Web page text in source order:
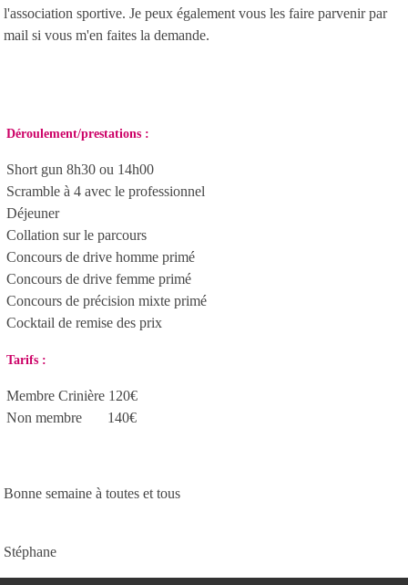
l'association sportive. Je peux également vous les faire parvenir par
mail si vous m'en faites la demande.
Déroulement/prestations :
Short gun 8h30 ou 14h00
Scramble à 4 avec le professionnel
Déjeuner
Collation sur le parcours
Concours de drive homme primé
Concours de drive femme primé
Concours de précision mixte primé
Cocktail de remise des prix
Tarifs :
Membre Crinière 120€
Non membre 140€
Bonne semaine à toutes et tous
Stéphane